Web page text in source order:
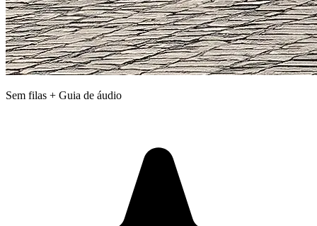
Sem filas + Guia de áudio